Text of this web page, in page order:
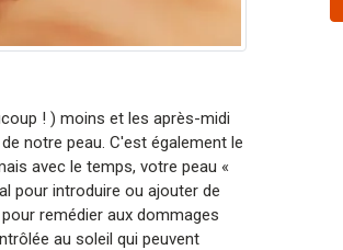
! ) moins et les après-midi
notre peau. C'est également le
avec le temps, votre peau «
pour introduire ou ajouter de
remédier aux dommages
au soleil qui peuvent